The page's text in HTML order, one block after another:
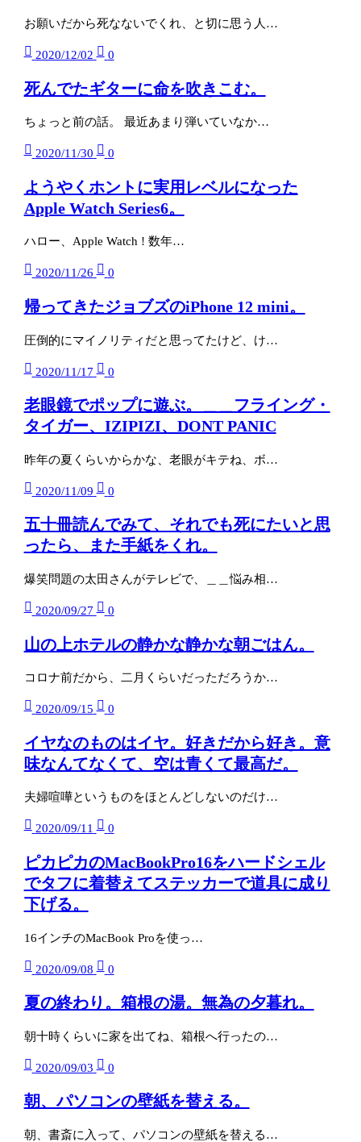
お願いだから死なないでくれ、と切に思う人…
2020/12/02 0
死んでたギターに命を吹きこむ。
ちょっと前の話。 最近あまり弾いていなか…
2020/11/30 0
ようやくホントに実用レベルになった
Apple Watch Series6。
ハロー、Apple Watch ! 数年…
2020/11/26 0
帰ってきたジョブズのiPhone 12 mini。
圧倒的にマイノリティだと思ってたけど、け…
2020/11/17 0
老眼鏡でポップに遊ぶ。＿＿フライング・
タイガー、IZIPIZI、DONT PANIC
昨年の夏くらいからかな、老眼がキテね、ボ…
2020/11/09 0
五十冊読んでみて、それでも死にたいと思
ったら、また手紙をくれ。
爆笑問題の太田さんがテレビで、＿＿悩み相…
2020/09/27 0
山の上ホテルの静かな静かな朝ごはん。
コロナ前だから、二月くらいだっただろうか…
2020/09/15 0
イヤなのものはイヤ。好きだから好き。意
味なんてなくて、空は青くて最高だ。
夫婦喧嘩というものをほとんどしないのだけ…
2020/09/11 0
ピカピカのMacBookPro16をハードシェル
でタフに着替えてステッカーで道具に成り
下げる。
16インチのMacBook Proを使っ…
2020/09/08 0
夏の終わり。箱根の湯。無為の夕暮れ。
朝十時くらいに家を出てね、箱根へ行ったの…
2020/09/03 0
朝、パソコンの壁紙を替える。
朝、書斎に入って、パソコンの壁紙を替える…